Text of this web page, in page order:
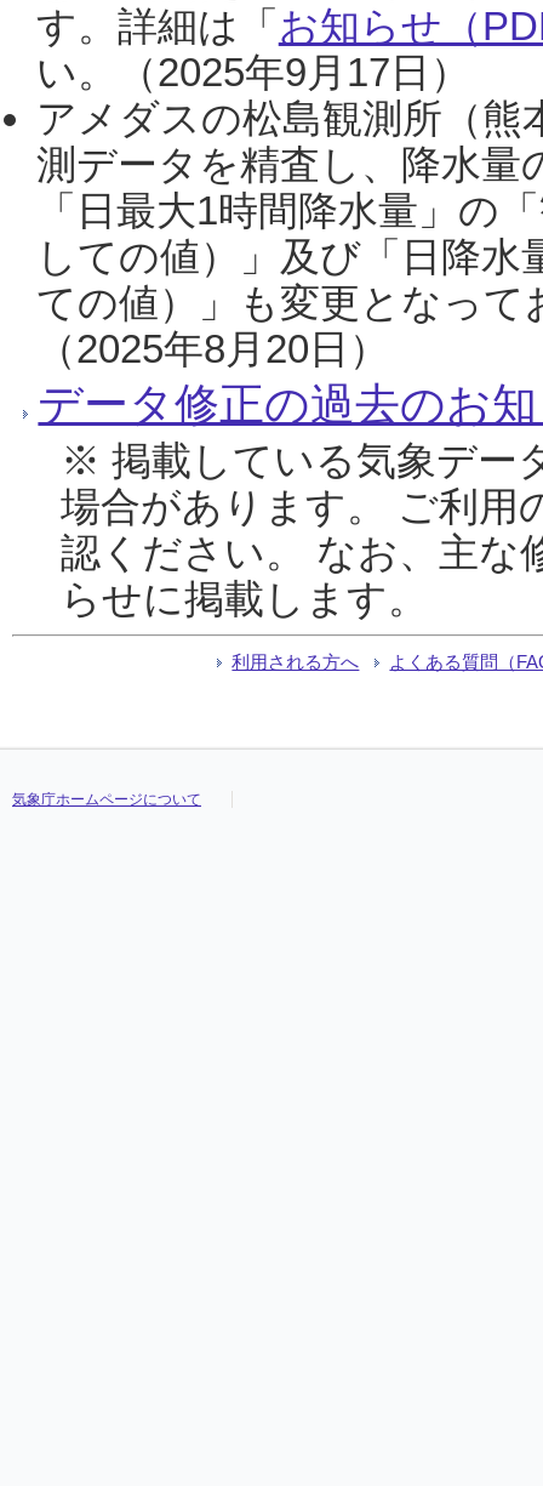
す。詳細は「 お知らせ（
い。（2025年9月17日）
アメダスの松島観測所（熊
測データを精査し、降水
「日最大1時間降水量」の
しての値）」及び「日降
ての値）」も変更となっ
（2025年8月20日）
データ修正の過去のお
※ 掲載している気象デー
場合があります。 ご利用
認ください。 なお、主な
らせに掲載します。
利用される方へ よくある質問（
気象庁ホームページについて